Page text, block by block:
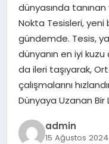
SAĞLIK
TEKNOLOJI
dünyasında
Nokta Tesisleri,
gündemde. Tesis,
dünyanın en iyi
da ileri taşıyarak,
çalışmalarını
Dünyaya Uzanan Bir
admin
15 Ağustos 2024